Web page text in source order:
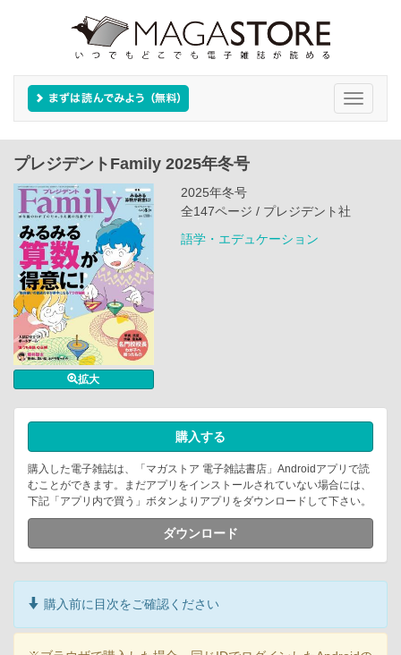
Toggle
プレジデントFamily 2025年冬号
拡大
2025年冬号
全147ページ / プレジデント社
語学・エデュケーション
購入する
購入した電子雑誌は、「マガストア 電子雑誌書店」Androidアプリで読
むことができます。まだアプリをインストールされていない場合には、
下記「アプリ内で買う」ボタンよりアプリをダウンロードして下さい。
ダウンロード
購入前に目次をご確認ください